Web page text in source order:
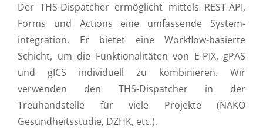
Der THS-Dispatcher ermöglicht mittels REST-API,
Forms und Actions eine umfassende System­
integration. Er bietet eine Workflow-basierte
Schicht, um die Funktionalitäten von E-PIX, gPAS
und gICS individuell zu kombinieren. Wir
verwenden den THS-Dispatcher in der
Treuhandstelle für viele Projekte (NAKO
Gesundheitsstudie, DZHK, etc.).